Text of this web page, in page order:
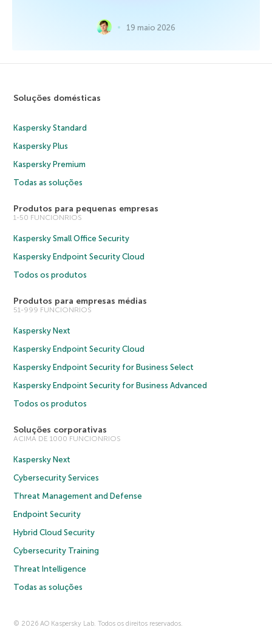
19 maio 2026
Soluções domésticas
Kaspersky Standard
Kaspersky Plus
Kaspersky Premium
Todas as soluções
Produtos para pequenas empresas
1-50 FUNCIONRIOS
Kaspersky Small Office Security
Kaspersky Endpoint Security Cloud
Todos os produtos
Produtos para empresas médias
51-999 FUNCIONRIOS
Kaspersky Next
Kaspersky Endpoint Security Cloud
Kaspersky Endpoint Security for Business Select
Kaspersky Endpoint Security for Business Advanced
Todos os produtos
Soluções corporativas
ACIMA DE 1000 FUNCIONRIOS
Kaspersky Next
Cybersecurity Services
Threat Management and Defense
Endpoint Security
Hybrid Cloud Security
Cybersecurity Training
Threat Intelligence
Todas as soluções
© 2026 AO Kaspersky Lab. Todos os direitos reservados.